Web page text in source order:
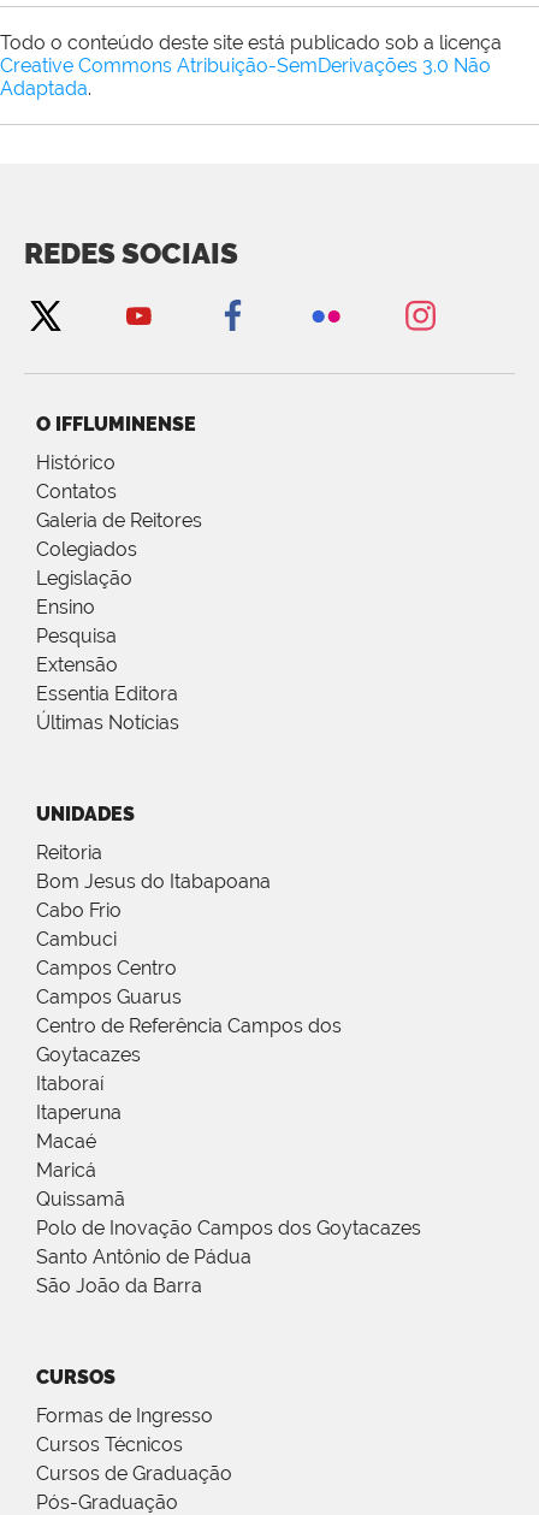
Todo o conteúdo deste site está publicado sob a licença
Creative Commons Atribuição-SemDerivações 3.0 Não
Adaptada.
REDES SOCIAIS
O IFFLUMINENSE
Histórico
Contatos
Galeria de Reitores
Colegiados
Legislação
Ensino
Pesquisa
Extensão
Essentia Editora
Últimas Notícias
UNIDADES
Reitoria
Bom Jesus do Itabapoana
Cabo Frio
Cambuci
Campos Centro
Campos Guarus
Centro de Referência Campos dos
Goytacazes
Itaboraí
Itaperuna
Macaé
Maricá
Quissamã
Polo de Inovação Campos dos Goytacazes
Santo Antônio de Pádua
São João da Barra
CURSOS
Formas de Ingresso
Cursos Técnicos
Cursos de Graduação
Pós-Graduação